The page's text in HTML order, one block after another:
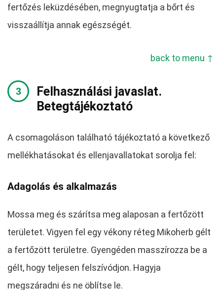
fertőzés leküzdésében, megnyugtatja a bőrt és
visszaállítja annak egészségét.
back to menu ↑
Felhasználási javaslat.
Betegtájékoztató
A csomagoláson található tájékoztató a következő
mellékhatásokat és ellenjavallatokat sorolja fel:
Adagolás és alkalmazás
Mossa meg és szárítsa meg alaposan a fertőzött
területet. Vigyen fel egy vékony réteg Mikoherb gélt
a fertőzött területre. Gyengéden masszírozza be a
gélt, hogy teljesen felszívódjon. Hagyja
megszáradni és ne öblítse le.